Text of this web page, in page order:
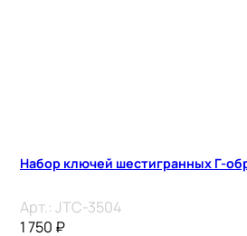
Набор ключей шестигранных Г-
Арт.: JTC-3504
1 750 ₽